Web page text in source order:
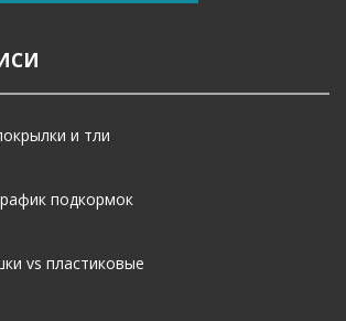
и тли
подкормок
vs пластиковые